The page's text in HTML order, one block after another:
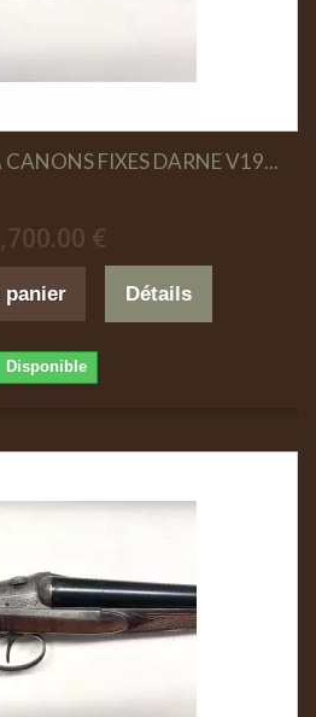
CANONS FIXES DARNE V19...
€
panier Détails
Disponible